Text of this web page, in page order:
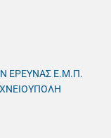
ΕΡΕΥΝΑΣ Ε.Μ.Π.